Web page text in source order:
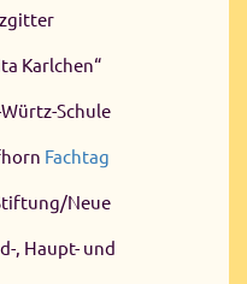
Karlchen“
Schule
Fachtag
Neue
, Haupt- und